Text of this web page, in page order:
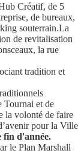
Créatif, de 5
de bureaux,
souterrain.La
de revitalisation
la rue
tradition et
Tournai et de
la volonté de faire
pour la Ville
fin d'année.
le Plan Marshall